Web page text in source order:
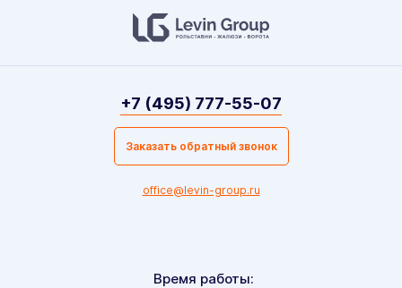
Время работы:
+7 (495) 777-55-07
Заказать обратный звонок
office@levin-group.ru